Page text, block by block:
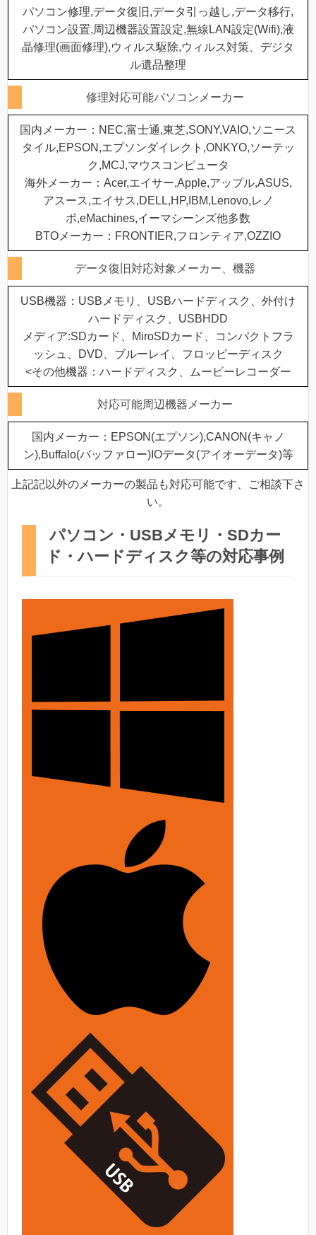
パソコン修理,データ復旧,データ引っ越し,データ移行,
パソコン設置,周辺機器設置設定,無線LAN設定(Wifi),液
晶修理(画面修理),ウィルス駆除,ウィルス対策、デジタ
ル遺品整理
修理対応可能パソコンメーカー
国内メーカー：NEC,富士通,東芝,SONY,VAIO,ソニース
タイル,EPSON,エプソンダイレクト,ONKYO,ソーテッ
ク,MCJ,マウスコンピュータ
海外メーカー：Acer,エイサー,Apple,アップル,ASUS,
アスース,エイサス,DELL,HP,IBM,Lenovo,レノ
ボ,eMachines,イーマシーンズ他多数
BTOメーカー：FRONTIER,フロンティア,OZZIO
データ復旧対応対象メーカー、機器
USB機器：USBメモリ、USBハードディスク、外付け
ハードディスク、USBHDD
メディア:SDカード、MiroSDカード、コンパクトフラ
ッシュ、DVD、ブルーレイ、フロッピーディスク
<その他機器：ハードディスク、ムービーレコーダー
対応可能周辺機器メーカー
国内メーカー：EPSON(エプソン),CANON(キャノ
ン),Buffalo(バッファロー)IOデータ(アイオーデータ)等
上記記以外のメーカーの製品も対応可能です、ご相談下さ
い。
パソコン・USBメモリ・SDカー
ド・ハードディスク等の対応事例